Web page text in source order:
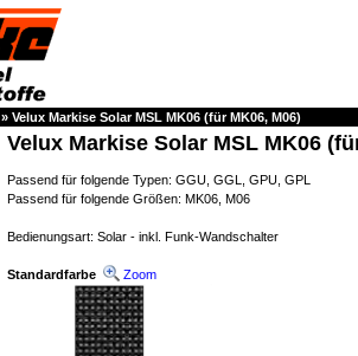
» Velux Markise Solar MSL MK06 (für MK06, M06)
Velux Markise Solar MSL MK06
Passend für folgende Typen: GGU, GGL, GPU, GPL
Passend für folgende Größen: MK06, M06
Bedienungsart: Solar - inkl. Funk-Wandschalter
Standardfarbe Zoom